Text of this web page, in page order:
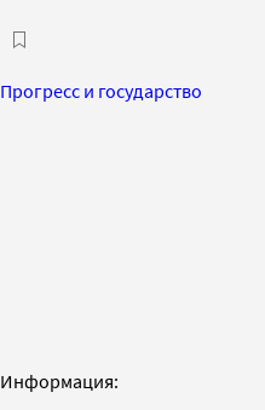
Прогресс и государство
Информация: